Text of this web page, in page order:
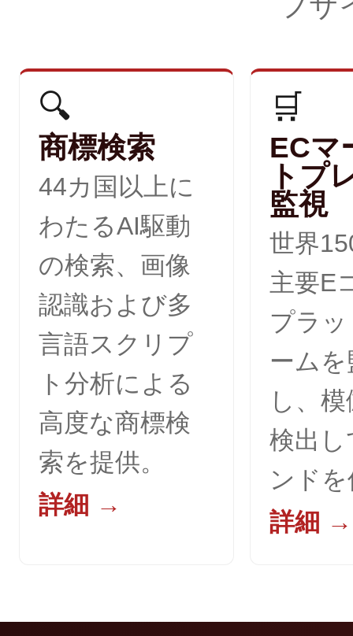
🔍
商標検索
44カ国以上に
わたるAI駆動
の検索、画像
認識および多
言語スクリプ
ト分析による
高度な商標検
索を提供。
詳細 →
🛒
ECマ
トプ
監視
世界
主要E
プラ
ーム
し、
検出
ンド
詳細 →